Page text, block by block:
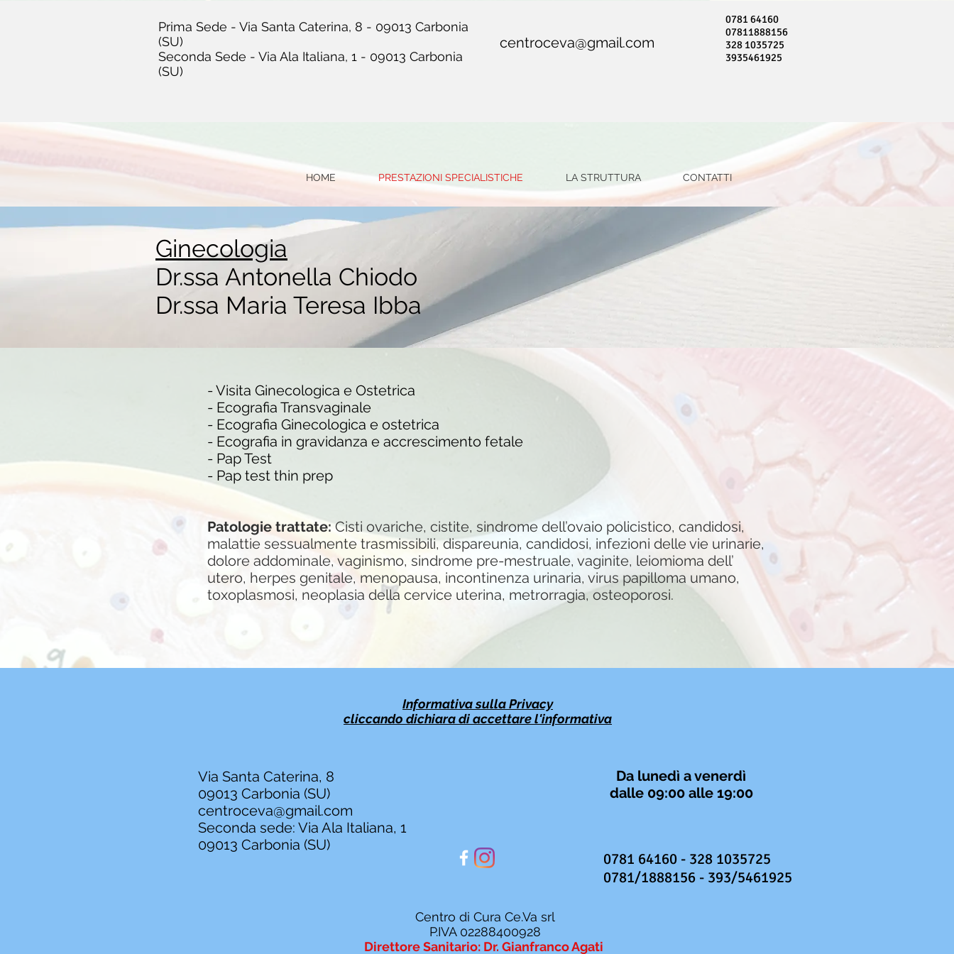
Prima Sede - Via Santa Caterina, 8 - 09013 Carbonia
(SU)
Seconda Sede - Via Ala Italiana, 1 - 09013 Carbonia
(SU)
centroceva@gmail.com
0781 64160
07811888156
328 1035725
3935461925
HOME PRESTAZIONI SPECIALISTICHE LA STRUTTURA CONTATTI
Ginecologia
Dr.ssa Antonella Chiodo
Dr.ssa Maria Teresa Ibba
- Visita Ginecologica e Ostetrica
- Ecografia Transvaginale
- Ecografia Ginecologica e ostetrica
- Ecografia in gravidanza e accrescimento fetale
- Pap Test
- Pap test thin prep
Patologie trattate:Cisti ovariche, cistite, sindrome dell’ovaio policistico, candidosi,
malattie sessualmente trasmissibili, dispareunia, candidosi, infezioni delle vie urinarie,
dolore addominale, vaginismo, sindrome pre-mestruale, vaginite, leiomioma dell’
utero, herpes genitale, menopausa, incontinenza urinaria, virus papilloma umano,
toxoplasmosi, neoplasia della cervice uterina, metrorragia, osteoporosi.
Informativa sulla Privacy
cliccando dichiaradi accettare l'informativa
Via Santa Caterina, 8
09013 Carbonia (SU)
centroceva@gmail.com
Seconda sede: Via Ala Italiana, 1
09013 Carbonia (SU)
Da lunedì a venerdì
dalle 09:00 alle 19:00
0781 64160 - 328 1035725
0781/1888156 - 393/5461925
Centro di Cura Ce.Va srl
P.IVA 02288400928
Direttore Sanitario: Dr. Gianfranco Agati